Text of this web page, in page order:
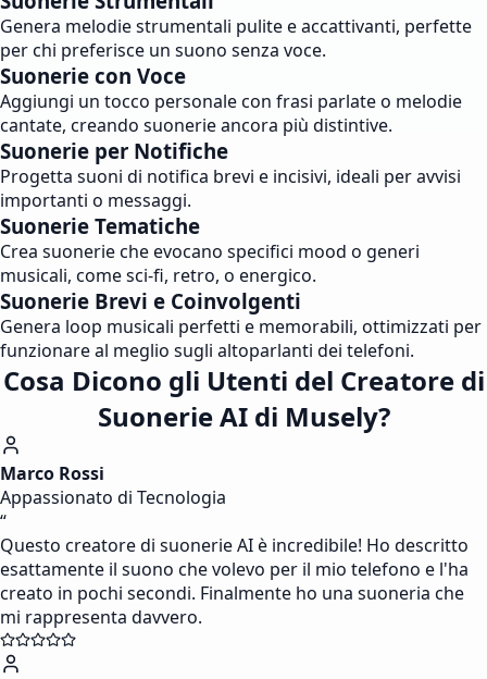
Genera melodie strumentali pulite e accattivanti, perfette
per chi preferisce un suono senza voce.
Suonerie con Voce
Aggiungi un tocco personale con frasi parlate o melodie
cantate, creando suonerie ancora più distintive.
Suonerie per Notifiche
Progetta suoni di notifica brevi e incisivi, ideali per avvisi
importanti o messaggi.
Suonerie Tematiche
Crea suonerie che evocano specifici mood o generi
musicali, come sci-fi, retro, o energico.
Suonerie Brevi e Coinvolgenti
Genera loop musicali perfetti e memorabili, ottimizzati per
funzionare al meglio sugli altoparlanti dei telefoni.
Cosa Dicono gli Utenti del Creatore di
Suonerie AI di Musely?
Marco Rossi
Appassionato di Tecnologia
“
Questo creatore di suonerie AI è incredibile! Ho descritto
esattamente il suono che volevo per il mio telefono e l'ha
creato in pochi secondi. Finalmente ho una suoneria che
mi rappresenta davvero.